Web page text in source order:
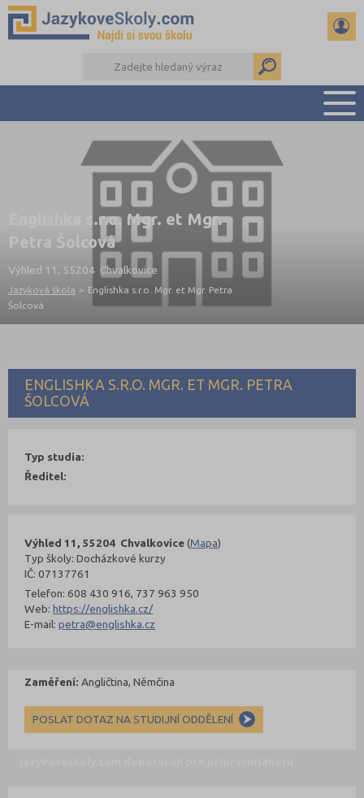
PŘEHLED ŠKOL
PŘÍPRAVA NA ZKOUŠKY A K MATURITĚ
RADY A ČLÁNKY
KONTAKTY
DALŠÍ DRUHY ŠKOL
Englishka s.r.o. Mgr. et Mgr.
Petra Šolcová
Výhled 11, 55204 Chvalkovice
Jazyková škola > Englishka s.r.o. Mgr. et Mgr. Petra
Šolcová
ENGLISHKA S.R.O. MGR. ET MGR. PETRA
ŠOLCOVÁ
Výhled 11, 55204 Chvalkovice(Mapa)
Typ školy: Docházkové kurzy
IČ: 07137761
Telefon: 608 430 916, 737 963 950
Web:https://englishka.cz/
E-mail:petra@englishka.cz
Typ studia:
Ředitel:
Zaměření: Angličtina, Němčina
POSLAT DOTAZ NA STUDIJNÍ ODDĚLENÍ